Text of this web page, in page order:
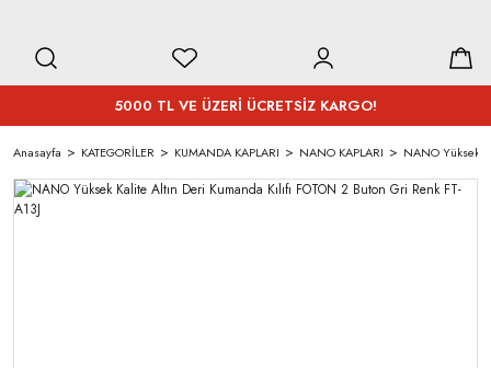
5000 TL VE ÜZERİ ÜCRETSİZ KARGO!
Anasayfa KATEGORİLER KUMANDA KAPLARI NANO KAPLARI NANO Yüksek